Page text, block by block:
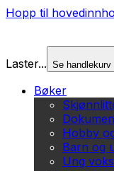
Hopp til
Laster... Se handlekurv
Bøker
Hobby
Barn og
Ung